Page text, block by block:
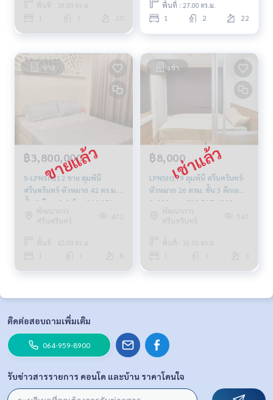
พื้นที่ : 38.00 ตร.ม.
20
พื้นที่ : 27.00 ตร.ม.
1 2 22
ขาย
฿3,800,000
S-LPNSH212 ขาย ลุมพินี
ศรีนครินทร์-หัวหมาก 42 ตร.ม.
ชั้น 8 ตึกเอ 3.8 ล้าน 064-959-
8900พัฒนาการ
ศรีนครินทร์
472
พื้นที่ : 42.00 ตร.ม.
8
เช่า
฿8,000
LPNSH179 ลุมพินี ศรีนครินทร์-
หัวหมาก 26 ตรม. ชั้น 3 ตึกเอ
8,000 บาท 092-597-4998
พัฒนาการ
ศรีนครินทร์
547
พื้นที่ : 26.00 ตร.ม.
ติดต่อสอบถามเพิ่มเติม
064-959-8900
รับข่าวสารรายการ คอนโด และบ้าน ราคาโดนใจ